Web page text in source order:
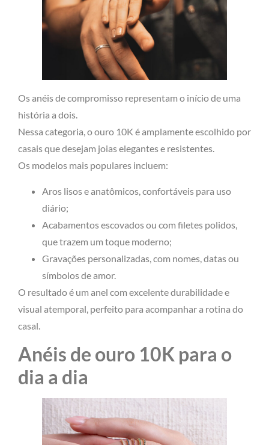
Os anéis de compromisso representam o início de uma
história a dois.
Nessa categoria, o ouro 10K é amplamente escolhido por
casais que desejam joias elegantes e resistentes.
Os modelos mais populares incluem:
Aros lisos e anatômicos, confortáveis para uso
diário;
Acabamentos escovados ou com filetes polidos,
que trazem um toque moderno;
Gravações personalizadas, com nomes, datas ou
símbolos de amor.
O resultado é um anel com excelente durabilidade e
visual atemporal, perfeito para acompanhar a rotina do
casal.
Anéis de ouro 10K para o
dia a dia